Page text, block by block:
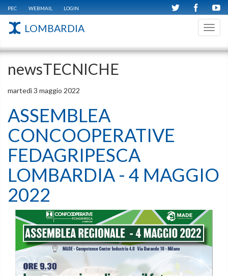
PEC WEBMAIL LOGIN
LOMBARDIA
newsTECNICHE
martedì 3 maggio 2022
ASSEMBLEA
CONCOOPERATIVE
FEDAGRIPESCA
LOMBARDIA - 4 MAGGIO
2022